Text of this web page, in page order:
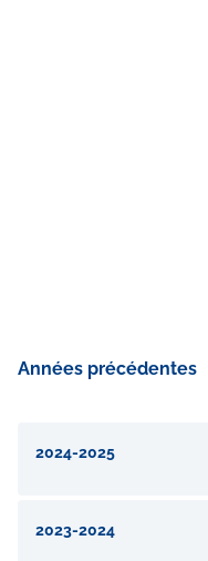
Années précédentes
2024-2025
2023-2024